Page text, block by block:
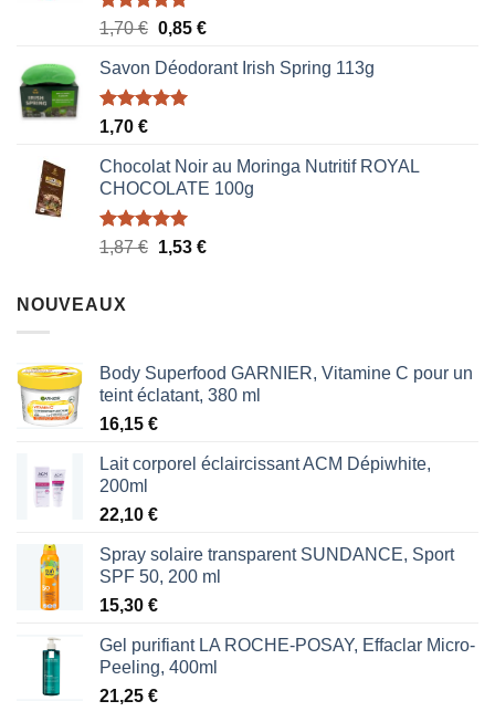
Note5.00
1,70€ Le
initial
était :
0,85 €Le
actuel
Savon Déodorant Irish Spring 113g
Note5.00
1,70 €
Chocolat Noir au Moringa Nutritif ROYAL
CHOCOLATE 100g
Note5.00
1,87€ Le
1,53 €Le
NOUVEAUX
Body Superfood GARNIER, Vitamine C pour un
teint éclatant, 380 ml
16,15 €
Lait corporel éclaircissant ACM Dépiwhite,
200ml
22,10 €
Spray solaire transparent SUNDANCE, Sport
SPF 50, 200 ml
15,30 €
Gel purifiant LA ROCHE-POSAY, Effaclar Micro-
Peeling, 400ml
21,25 €